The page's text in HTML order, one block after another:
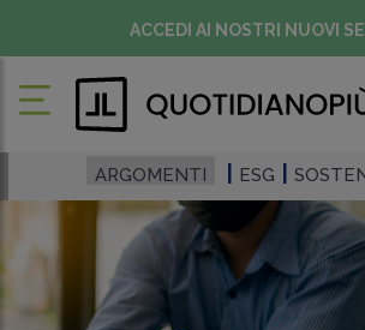
ACCEDI AI NOSTRI NUOVI
ARGOMENTI ESG